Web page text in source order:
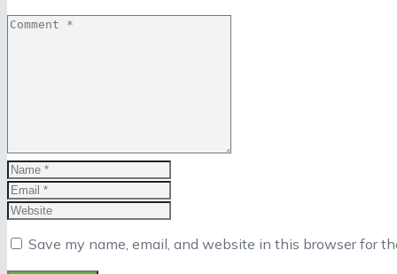
Save my name, email, and website in this browser for